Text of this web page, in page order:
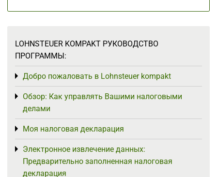
LOHNSTEUER KOMPAKT РУКОВОДСТВО
ПРОГРАММЫ:
Добро пожаловать в Lohnsteuer kompakt
Toggle menu
Обзор: Как управлять Вашими налоговыми
делами
Toggle menu
Моя налоговая декларация
Toggle menu
Электронное извлечение данных:
Предварительно заполненная налоговая
декларация
Toggle menu